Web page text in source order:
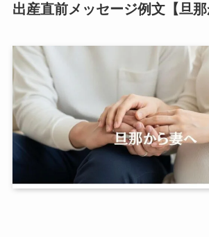
出産直前メッセージ例文【旦那